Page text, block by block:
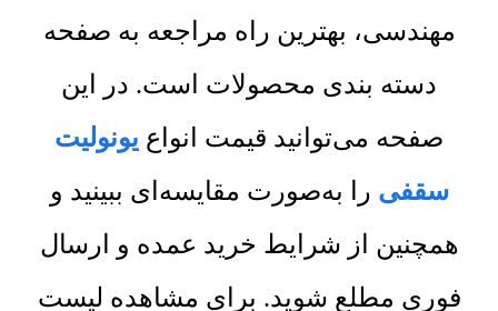
مهندسی، بهترین راه مراجعه به صفحه
دسته بندی محصولات است. در این
صفحه می‌توانید قیمت انواع یونولیت
سقفی را به‌صورت مقایسه‌ای ببینید و
همچنین از شرایط خرید عمده و ارسال
فوری مطلع شوید. برای مشاهده لیست